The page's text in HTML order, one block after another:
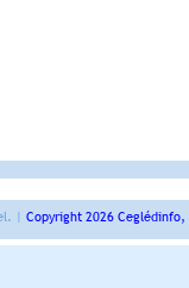
| Copyright 2026